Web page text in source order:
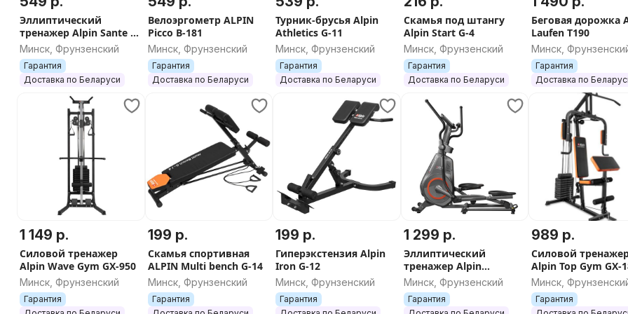
Эллиптический
тренажер Alpin Sante X-
171
Минск, Фрунзенский
Гарантия
Доставка по Беларуси
Велоэргометр ALPIN
Picco B-181
Минск, Фрунзенский
Гарантия
Доставка по Беларуси
Турник-брусья Alpin
Athletics G-11
Минск, Фрунзенский
Гарантия
Доставка по Беларуси
Скамья под штангу
Alpin Start G-4
Минск, Фрунзенский
Гарантия
Доставка по Беларуси
Беговая дорожка
Laufen T190
Минск,
Гарантия
Доставка по
1 149 р.
Силовой тренажер
Alpin Wave Gym GX-950
Минск, Фрунзенский
Гарантия
199 р.
Скамья спортивная
ALPIN Multi bench G-14
Минск, Фрунзенский
Гарантия
199 р.
Гиперэкстензия Alpin
Iron G-12
Минск, Фрунзенский
Гарантия
1 299 р.
Эллиптический
тренажер Alpin
Edelweiss X-200
Минск, Фрунзенский
Гарантия
989 р.
Силовой
Alpin Top Gym GX-
Минск,
Гарантия